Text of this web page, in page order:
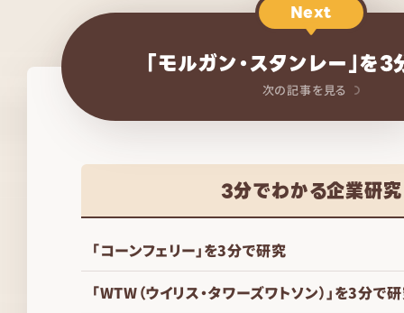
Next
「モルガン・スタンレー」を
次の記事を見る
3分でわかる企業研究
「コーンフェリー」を3分で研究
「WTW（ウイリス・タワーズワトソン）」を3分で